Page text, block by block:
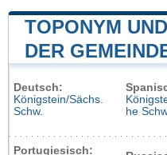
TOPONYM
DER
Deutsch:
Königstein/Sächs.
Schw.
he
Portugiesisch: